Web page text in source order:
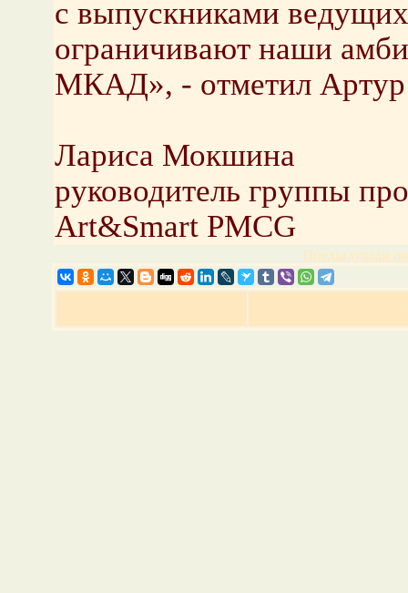
с выпускниками
ограничивают наши
МКАД», - отметил
Лариса Мокшина
руководитель группы
Art&Smart PMCG
Предыдущая